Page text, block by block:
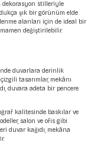
dekorasyon stilleriyle
şık bir görünüm elde
alanları için de ideal bir
değiştirilebilir.
duvarlara derinlik
tasarımlar, mekânı
duvara adeta bir pencere
kalitesinde baskılar ve
salon ve ofis gibi
duvar kağıdı, mekâna